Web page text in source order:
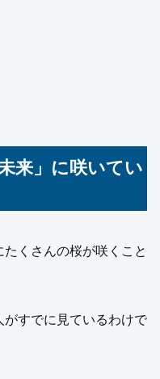
来」に咲いてい
くさんの桜が咲くこと
がすでに見ているわけで